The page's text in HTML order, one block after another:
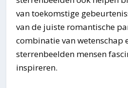
van toekomstige
van de juiste romantische
combinatie van wetenschap
sterrenbeelden mensen
inspireren.